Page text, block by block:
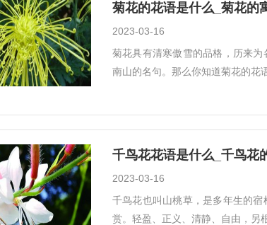
菊花的花语是什么_菊花的
2023-03-16
菊花具有清寒傲雪的品格，历来
南山的名句。那么你知道菊花的花
千鸟花花语是什么_千鸟花
2023-03-16
千鸟花也叫山桃草，是多年生的
赏。轻盈、正义、清静、自由，另